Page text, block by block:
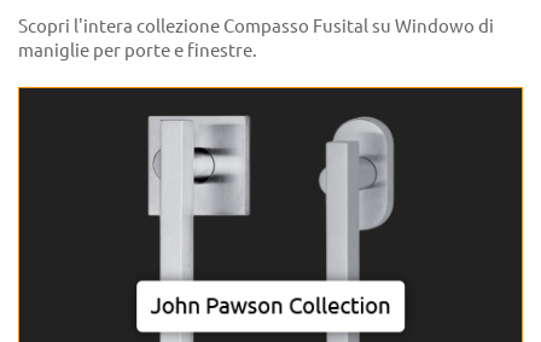
Scopri l'intera collezione Compasso Fusital su Windowo di
maniglie per porte e finestre.